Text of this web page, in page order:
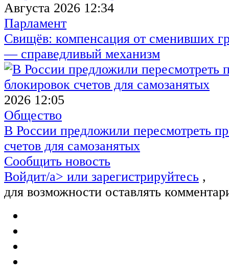
Августа 2026 12:34
Парламент
Свищёв: компенсация от сменивших
— справедливый механизм
2026 12:05
Общество
В России предложили пересмотреть
счетов для самозанятых
Сообщить новость
Войдит/a> или зарегистрируйтесь ,
для возможности оставлять